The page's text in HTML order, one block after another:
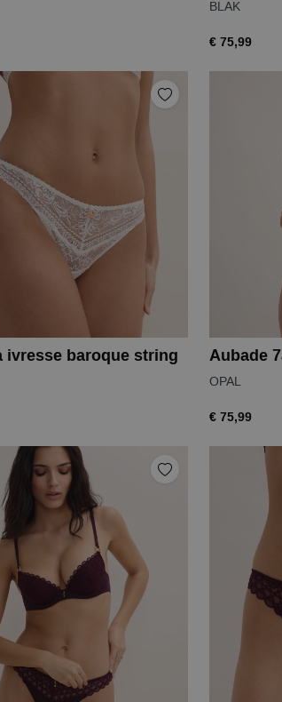
BLAK
€ 75,99
ivresse baroque string Aubade
OPAL
€ 75,99